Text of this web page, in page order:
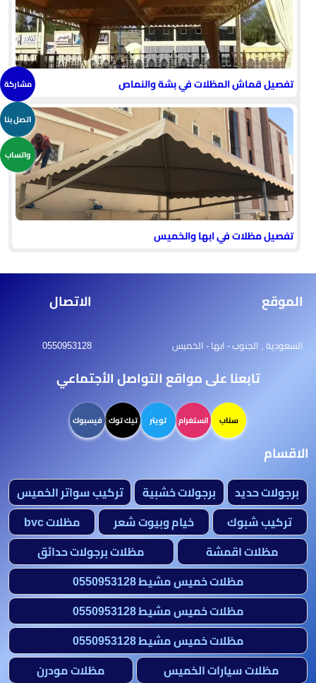
تفصيل قماش المظلات في بشة والنماص
تفصيل مظلات في ابها والخميس
الموقع الاتصال
السعودية , الجنوب - ابها - الخميس 0550953128
تابعنا على مواقع التواصل الأجتماعي
سناب انستغرام تويتر تيك توك فيسبوك
الاقسام
برجولات حديد برجولات خشبية
تركيب سواتر الخميس
تركيب شبوك
خيام وبيوت شعر
مظلات bvc
مظلات اقمشة
مظلات برجولات حدائق
مظلات خميس مشيط 0550953128
مظلات خميس مشيط 0550953128
مظلات خميس مشيط 0550953128
مظلات سيارات الخميس
مظلات مودرن
مشاركة
اتصل بنا
واتساب